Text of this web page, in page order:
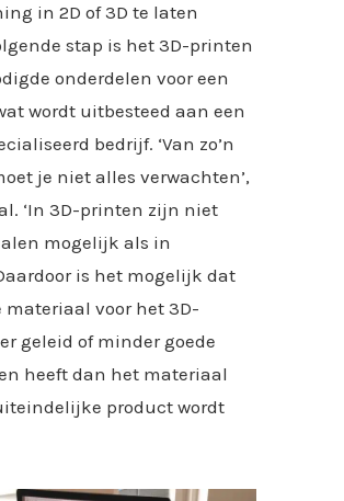
in 2D of 3D te laten
stap is het 3D-printen
onderdelen voor een
wordt uitbesteed aan een
bedrijf. ‘Van zo’n
je niet alles verwachten’,
‘In 3D-printen zijn niet
mogelijk als in
is het mogelijk dat
voor het 3D-
geleid of minder goede
heeft dan het materiaal
product wordt